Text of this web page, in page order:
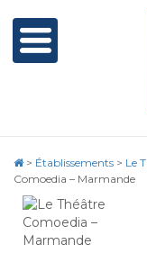
> Établissements > Le
Comoedia – Marmande